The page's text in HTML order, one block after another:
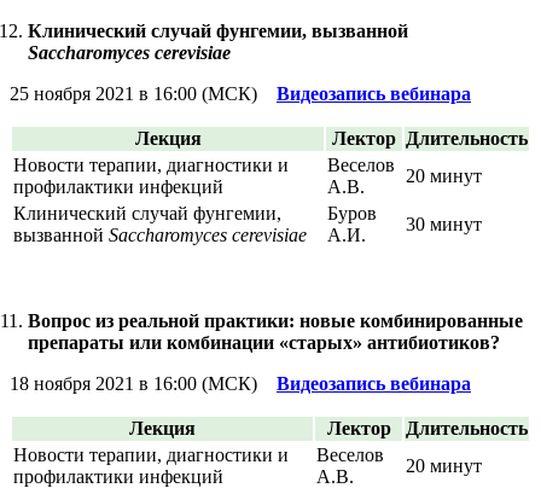
Клинический случай фунгемии, вызванной
Saccharomyces cerevisiae
25 ноября 2021 в 16:00 (МСК) Видеозапись вебинара
Лекция Лектор Длительность
Новости терапии, диагностики и
профилактики инфекций
Веселов
А.В.
20 минут
Клинический случай фунгемии,
вызванной Saccharomyces cerevisiae
Буров
А.И.
30 минут
Вопрос из реальной практики: новые комбинированные
препараты или комбинации «старых» антибиотиков?
18 ноября 2021 в 16:00 (МСК) Видеозапись вебинара
Лекция Лектор
Длительность
Новости терапии, диагностики и
профилактики инфекций
Веселов
А.В.
20 минут